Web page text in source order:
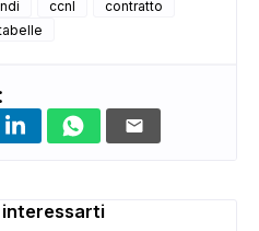
ccnl
contratto